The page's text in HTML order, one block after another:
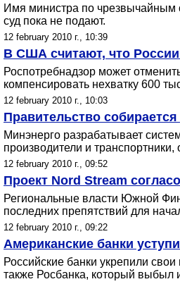
Имя министра по чрезвычайным
суд пока не подают.
12 february 2010 г., 10:39
В США считают, что
Роспотребнадзор может
компенсировать нехватку 600
12 february 2010 г., 10:03
Правительство
Минэнерго разрабатывает
производители и
12 february 2010 г., 09:52
Проект Nord Stream
Региональные власти Южной
последних препятствий для
12 february 2010 г., 09:22
Американские банки
Российские банки укрепили
также Росбанка, который выбыл